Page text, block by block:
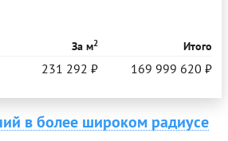
За м2 Итого
231 292 ₽ 169 999 620 ₽
в более широком радиусе